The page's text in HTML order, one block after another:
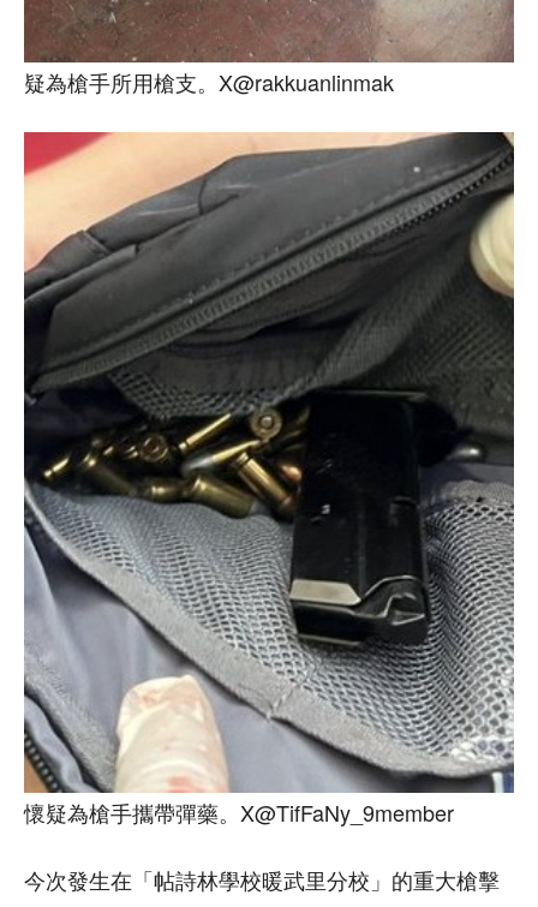
疑為槍手所用槍支。X@rakkuanlinmak
懷疑為槍手攜帶彈藥。X@TifFaNy_9member
今次發生在「帖詩林學校暖武里分校」的重大槍擊